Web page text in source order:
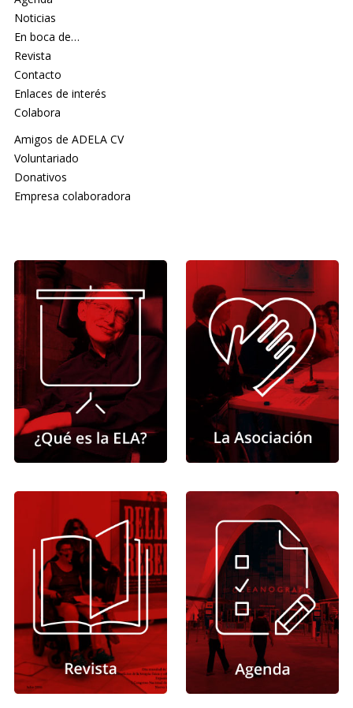
Noticias
En boca de…
Revista
Contacto
Enlaces de interés
Colabora
Amigos de ADELA CV
Voluntariado
Donativos
Empresa colaboradora